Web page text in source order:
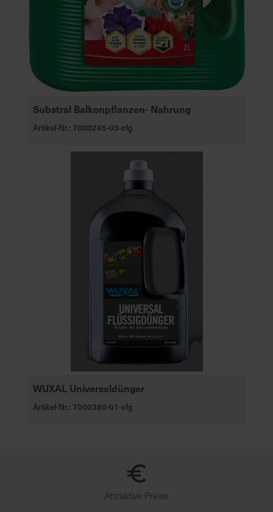
Substral Balkonpflanzen- Nahrung
Artikel-Nr.: 7000245-03-cfg
WUXAL Universaldünger
Artikel-Nr.: 7000380-01-cfg
Attraktive Preise